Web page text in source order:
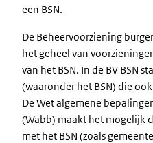
een BSN.
De Beheervoorziening
het geheel van
van het BSN. In de BV BSN
(waaronder het BSN) die
De Wet algemene
(Wabb) maakt het mogelijk
met het BSN (zoals